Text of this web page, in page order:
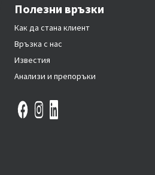
Полезни връзки
Как да стана клиент
Връзка с нас
Известия
Анализи и препоръки